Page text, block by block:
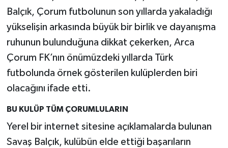
Balçık, Çorum futbolunun son yıllarda yakaladığı
yükselişin arkasında büyük bir birlik ve dayanışma
ruhunun bulunduğuna dikkat çekerken, Arca
Çorum FK’nın önümüzdeki yıllarda Türk
futbolunda örnek gösterilen kulüplerden biri
olacağını ifade etti.
BU KULÜP TÜM ÇORUMLULARIN
Yerel bir internet sitesine açıklamalarda bulunan
Savaş Balçık, kulübün elde ettiği başarıların